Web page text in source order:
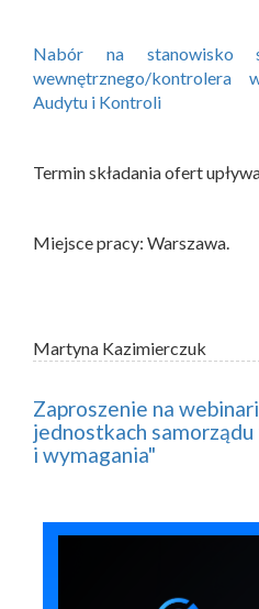
Nabór na stanowisko
wewnętrznego/kontrolera
Audytu i Kontroli
Termin składania ofert
Miejsce pracy: Warszawa.
Martyna Kazimierczuk
Zaproszenie na
jednostkach
i wymagania"